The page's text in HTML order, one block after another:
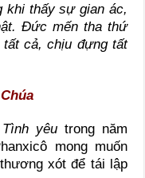
khi thấy sự gian ác,
Đức mến tha thứ
cả, chịu đựng tất
yêu trong năm
mong muốn
xót để tái lập